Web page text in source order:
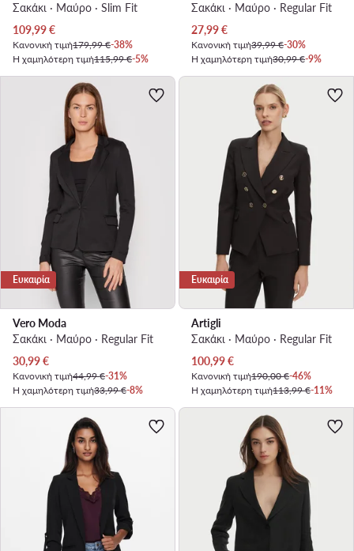
Σακάκι · Μαύρο · Slim Fit
Τρέχουσα τιμή
109,99€
Κανονική τιμή179,99 €-38%
Η χαμηλότερη τιμή115,99 €-5%
Σακάκι · Μαύρο · Regular Fit
Τρέχουσα τιμή
27,99€
Κανονική τιμή39,99 €-30%
Η χαμηλότερη τιμή30,99 €-9%
Ευκαιρία
Vero Moda
Σακάκι · Μαύρο · Regular Fit
Τρέχουσα τιμή
30,99€
Κανονική τιμή44,99 €-31%
Η χαμηλότερη τιμή33,99 €-8%
Ευκαιρία
Artigli
Σακάκι · Μαύρο · Regular Fit
Τρέχουσα τιμή
100,99€
Κανονική τιμή190,00 €-46%
Η χαμηλότερη τιμή113,99 €-11%